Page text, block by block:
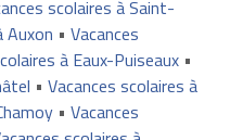
scolaires à Saint-
Auxon • Vacances
à Eaux-Puiseaux•
• Vacances scolaires à
• Vacances